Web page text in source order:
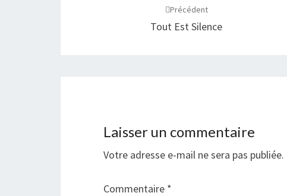
Précédent
Tout Est Silence
Laisser un commentaire
Votre adresse e-mail ne sera pas publiée.
Commentaire *